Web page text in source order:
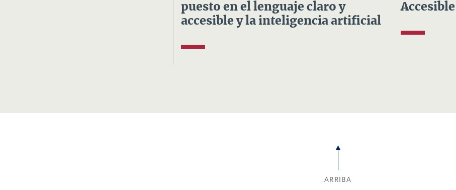
puesto en el lenguaje claro y
accesible y la inteligencia artificial
Accesible
ARRIBA